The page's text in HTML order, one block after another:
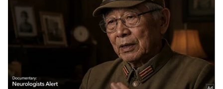
ರಾಜೀವ್ ಗಾಂಧಿ ಹತ್ಯೆ ಮಾಡಿದ್ದ LTTE ಪ್ರಭಾಕರನ್
ಸ್ಮರಿಸಿದ ತಮಿಳುನಾಡು ಸಿಎಂ ವಿಜಯ್: ಕಾಂಗ್ರೆಸ್‌ಗೆ
ಇಕ್ಕಟ್ಟು!
BK Hariprasad ಬಿಜೆಪಿಯವರು ಮಹಾತ್ಮ ಗಾಂಧಿ
ವಿರೋಧಿಗಳು: ಕಾಂಗ್ರೆಸ್ ನಾಯಕ ಗಂಭೀರ ಆರೋಪ